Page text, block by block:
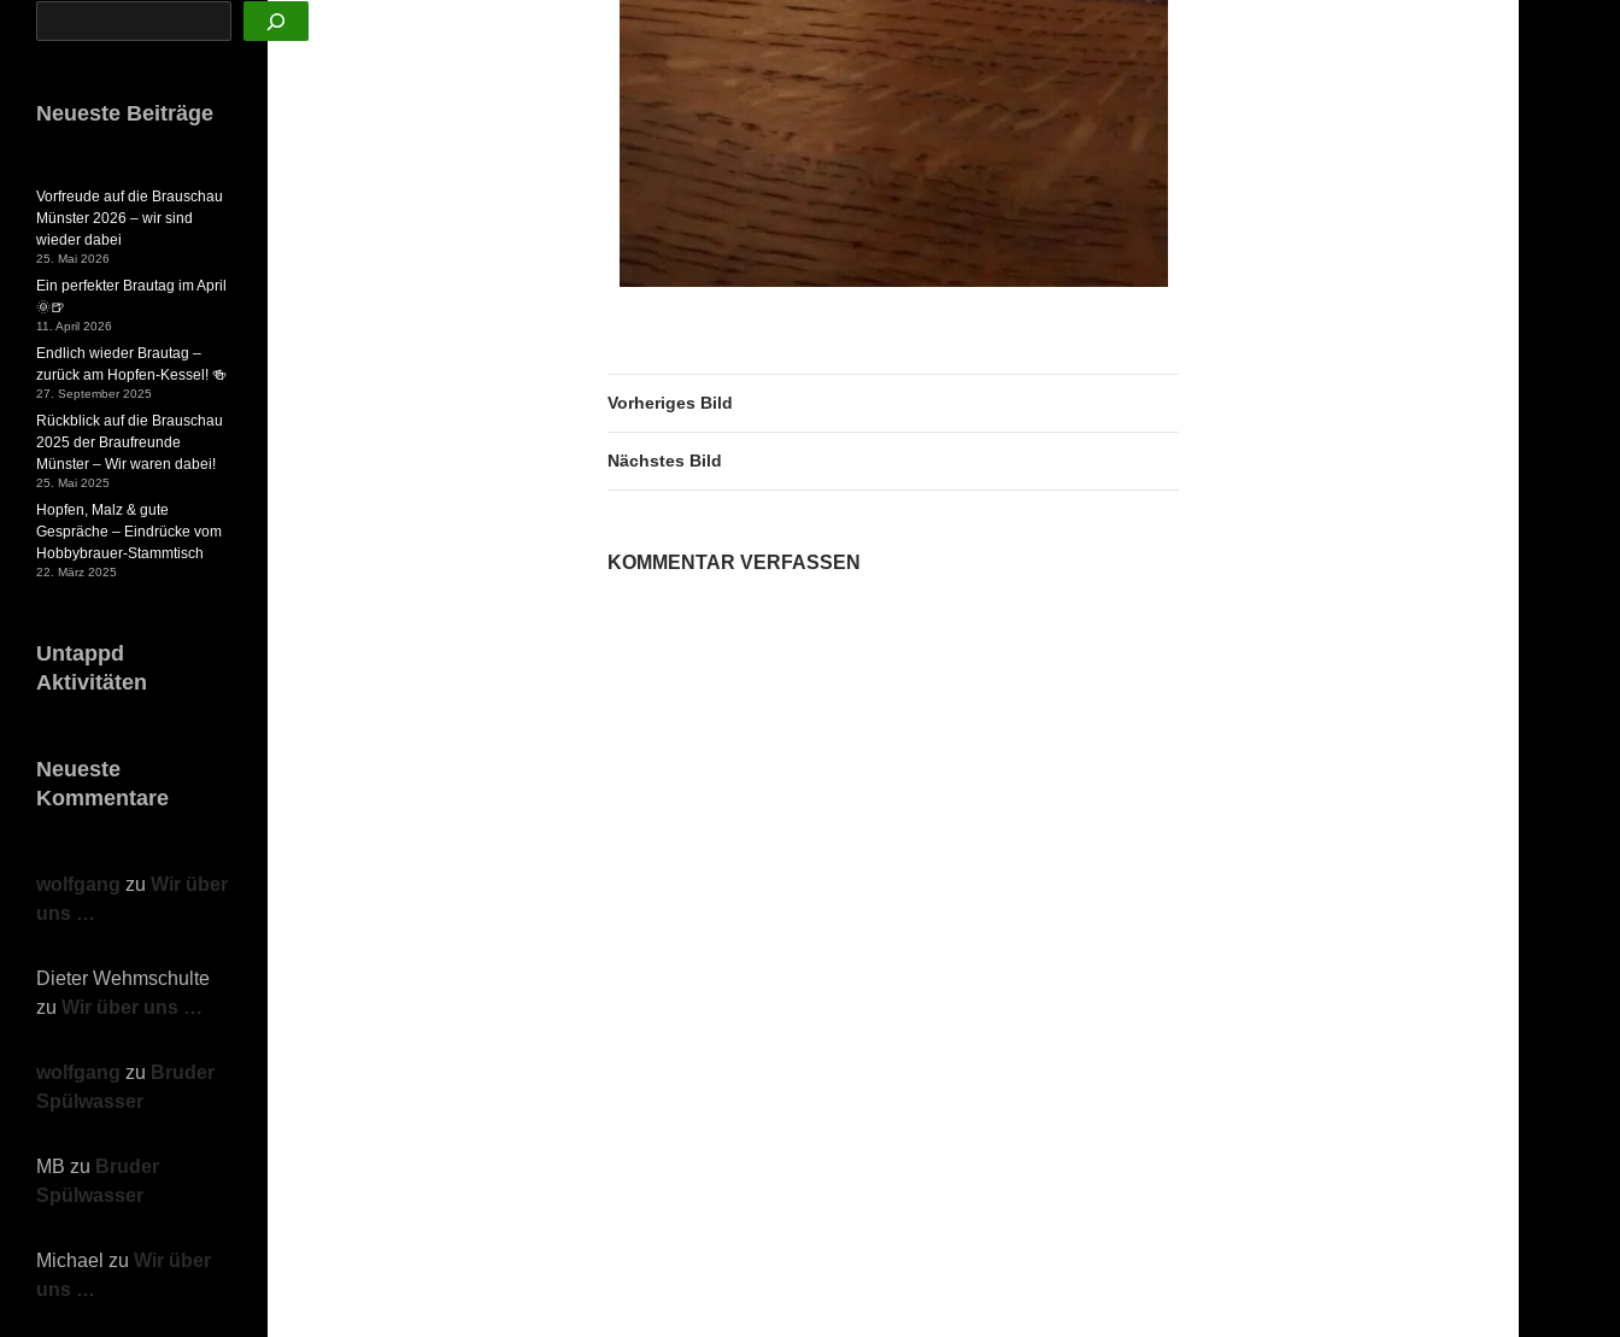
Vorheriges Bild
Nächstes Bild
KOMMENTAR VERFASSEN
Neueste Beiträge
Vorfreude auf die Brauschau
Münster 2026 – wir sind
wieder dabei
25. Mai 2026
Ein perfekter Brautag im April
🌞🍺
11. April 2026
Endlich wieder Brautag –
zurück am Hopfen-Kessel! 🍻
27. September 2025
Rückblick auf die Brauschau
2025 der Braufreunde
Münster – Wir waren dabei!
25. Mai 2025
Hopfen, Malz & gute
Gespräche – Eindrücke vom
Hobbybrauer-Stammtisch
22. März 2025
Untappd
Aktivitäten
Neueste
Kommentare
wolfgang zu Wir über
uns …
Dieter Wehmschulte
zu Wir über uns …
wolfgang zu Bruder
Spülwasser
MB zu Bruder
Spülwasser
Michael zu Wir über
uns …